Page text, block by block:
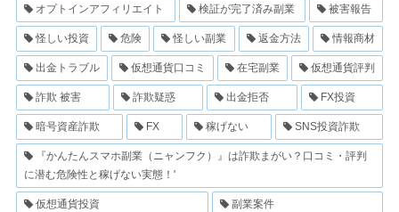
オプトインアフィリエイト 検証が完了済み副業 被害報告
怪しい投資 危険 怪しい副業 返金方法 情報商材
出金トラブル 仮想通貨口コミ 在宅副業 仮想通貨評判
詐欺 被害 詐欺疑惑 出金拒否 FX投資
暗号資産詐欺 FX 稼げない SNS投資詐欺
『かんたんスマホ副業（ニャンフク）』は詐欺まがい？口コミ・評判
に潜む危険性と稼げない実態！'
仮想通貨投資 副業案件